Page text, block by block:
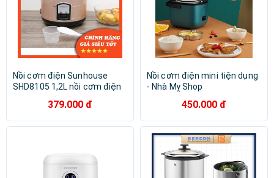
Nồi cơm điện Sunhouse
SHD8105 1,2L nồi cơm điện
hãng giá rẻ379.000 đ
Nồi cơm điện mini tiện dụng
- Nhà Mỵ Shop
450.000 đ